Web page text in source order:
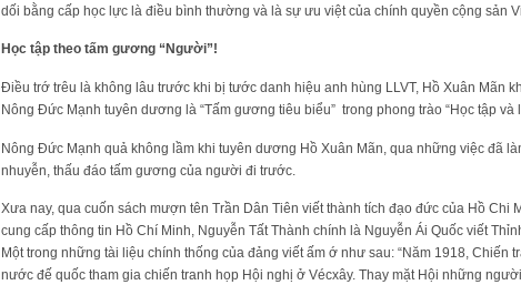
dối bằng cấp học lực là điều bình thường và là sự ưu việt của chính quyền cộng sản
Học tập theo tấm gương “Người”!
Điều trớ trêu là không lâu trước khi bị tước danh hiệu anh hùng LLVT, Hồ Xuân Mãn
Nông Đức Mạnh tuyên dương là “Tấm gương tiêu biểu” trong phong trào “Học tập
Nông Đức Mạnh quả không lầm khi tuyên dương Hồ Xuân Mãn, qua những việc đã
nhuyễn, thấu đáo tấm gương của người đi trước.
Xưa nay, qua cuốn sách mượn tên Trần Dân Tiên viết thành tích đạo đức của Hồ
cung cấp thông tin Hồ Chí Minh, Nguyễn Tất Thành chính là Nguyễn Ái Quốc viết
Một trong những tài liệu chính thống của đảng viết ấm ớ như sau: “Năm 1918,
nước đế quốc tham gia chiến tranh họp Hội nghị ở Vécxây. Thay mặt Hội những